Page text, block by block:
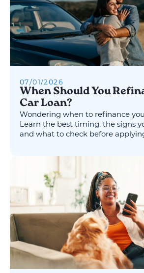
07/01/2026
When Should You
Car Loan?
Wondering when to refinance
Learn the best timing, the signs
and what to check before